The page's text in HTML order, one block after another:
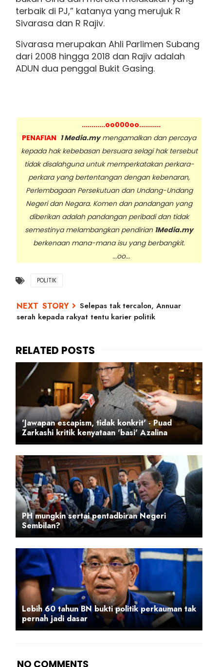
terbaik di PJ,” katanya yang merujuk R
Sivarasa dan R Rajiv.
Sivarasa merupakan Ahli Parlimen Subang
dari 2008 hingga 2018 dan Rajiv adalah
ADUN dua penggal Bukit Gasing.
............oo000oo...........
PENAFIAN 1 Media.mymengamalkan dan percaya
kepada hak kebebasan bersuara selagi hak tersebut
tidak disalahguna untuk memperkatakan perkara-
perkara yang bertentangan dengan kebenaran,
Perlembagaan Persekutuan dan Undang-Undang
Negeri dan Negara. Komen dan pandangan yang
diberikan adalah pandangan peribadi dan tidak
semestinya melambangkan pendirian 1Media.my
berkenaan mana-mana isu yang berbangkit.
...oo...
POLITIK
Selepas tak tercalon, Annuar
serah kepada rakyat tentu karier politik
'Jawapan escapism, tidak konkrit' - Puad
Zarkashi kritik kenyataan 'basi' Azalina
PH mungkin sertai pentadbiran Negeri
Sembilan?
Lebih 60 tahun BN bukti politik perkauman tak
pernah jadi dasar